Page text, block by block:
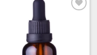
Προσθήκη